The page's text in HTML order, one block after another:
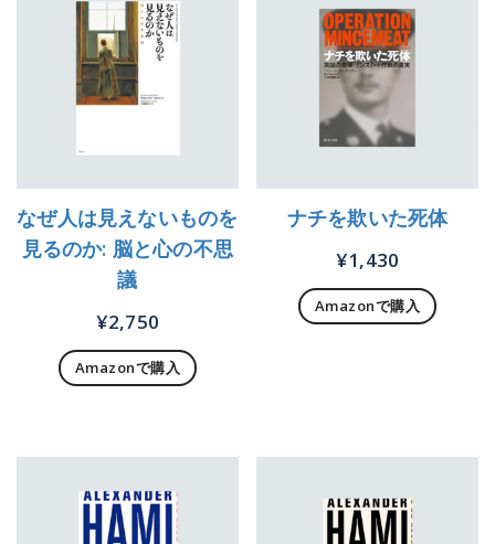
なぜ人は見えないものを
見るのか: 脳と心の不思
議
¥2,750
Amazonで購入
ナチを欺いた死体
¥1,430
Amazonで購入